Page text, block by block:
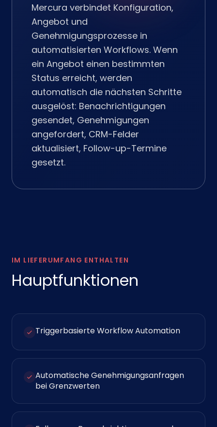
Mercura verbindet Konfiguration,
Angebot und
Genehmigungsprozesse in
automatisierten Workflows. Wenn
ein Angebot einen bestimmten
Status erreicht, werden
automatisch die nächsten Schritte
ausgelöst: Benachrichtigungen
gesendet, Genehmigungen
angefordert, CRM-Felder
aktualisiert, Follow-up-Termine
gesetzt.
IM LIEFERUMFANG ENTHALTEN
Hauptfunktionen
Triggerbasierte Workflow Automation
Automatische Genehmigungsanfragen
bei Grenzwerten